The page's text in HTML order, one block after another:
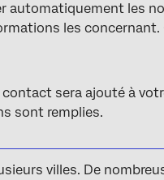
automatiquement les
les
sera ajouté à
sont remplies.
villes. De